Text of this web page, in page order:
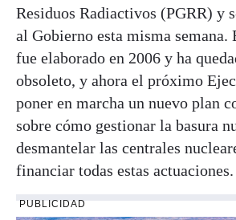
Residuos Radiactivos (PGRR) y
al Gobierno esta misma semana.
fue elaborado en 2006 y ha
obsoleto, y ahora el próximo
poner en marcha un nuevo plan
sobre cómo gestionar la basura
desmantelar las centrales
financiar todas estas actuaciones.
PUBLICIDAD